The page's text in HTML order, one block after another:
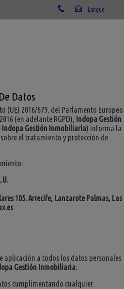
Datos
(UE) 2016/679, del Parlamento Europeo
(en adelante RGPD), Indopa Gestión
Indopa Gestión Inmobiliaria) informa la
el tratamiento y protección de
105. Arrecife, Lanzarote Palmas, Las
aplicación a todos los datos personales
Gestión Inmobiliaria:
cumplimentando cualquier